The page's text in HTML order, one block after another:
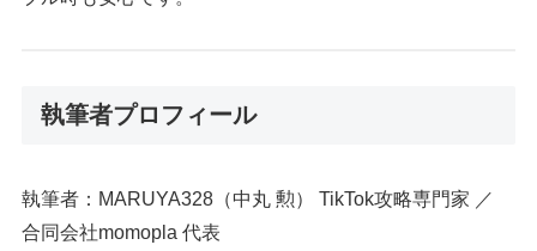
執筆者プロフィール
執筆者：MARUYA328（中丸 勲） TikTok攻略専門家 ／
合同会社momopla 代表